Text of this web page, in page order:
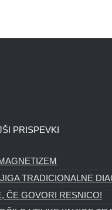
PRISPEVKI
TRADICIONALNE
ČE GOVORI RESNICO!